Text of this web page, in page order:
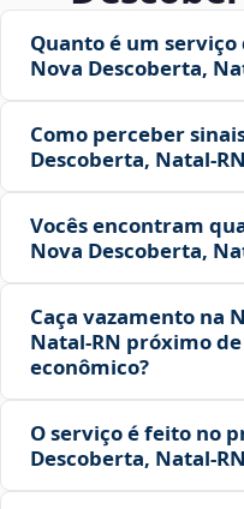
Quanto é um
Nova Descoberta,
Como perceber
Descoberta,
Vocês encontram
Nova Descoberta,
Caça vazamento na
Natal‑RN próximo
econômico?
O serviço é feito no
Descoberta,